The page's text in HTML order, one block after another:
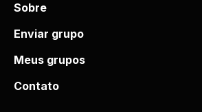
Sobre
Enviar grupo
Meus grupos
Contato